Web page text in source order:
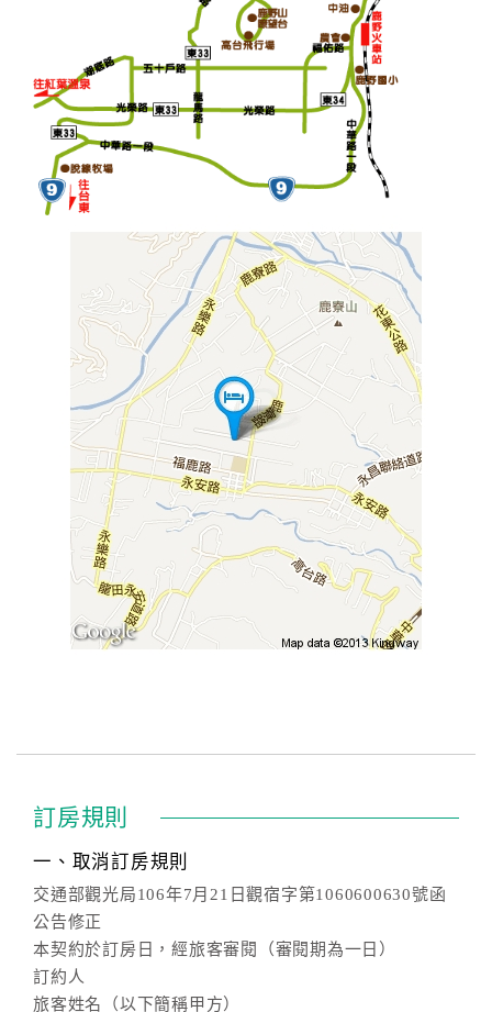
訂房規則
一、取消訂房規則
交通部觀光局106年7月21日觀宿字第1060600630號函
公告修正
本契約於訂房日，經旅客審閱（審閱期為一日）
訂約人
旅客姓名（以下簡稱甲方）